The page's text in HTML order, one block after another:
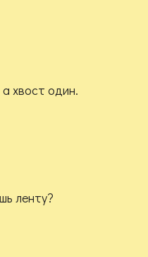
хвост один.
ленту?